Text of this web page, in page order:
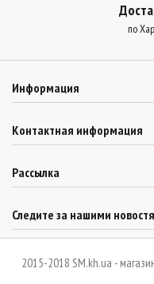
по
Информация
Контактная информация
Рассылка
Следите за нашими
2015-2018 SM.kh.ua -